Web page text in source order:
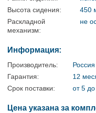
Высота сидения:
450
Раскладной
механизм:
не
Информация:
Производитель:
Россия
Гарантия:
12
Срок поставки:
от 5
Цена указана за